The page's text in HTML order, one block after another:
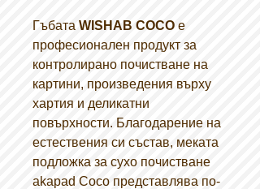
Гъбата WISHAB COCO е
професионален продукт за
контролирано почистване на
картини, произведения върху
хартия и деликатни
повърхности. Благодарение на
естествения си състав, меката
подложка за сухо почистване
akapad Coco представлява по-